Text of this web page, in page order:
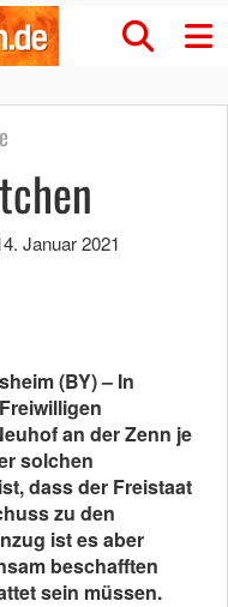
Januar 2021
(BY) – In
an der Zenn je
solchen
dass der Freistaat
zu den
ist es aber
beschafften
sein müssen.